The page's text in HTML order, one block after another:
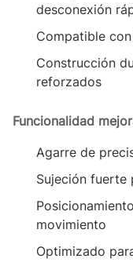
desconexión
Compatible
Construcción
reforzados
Funcionalidad
Agarre de
Sujeción fuerte
movimiento
Optimizado